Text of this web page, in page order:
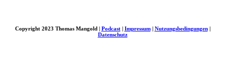
Copyright 2023 Thomas Mangold | Podcast| Impressum| Nutzungsbedingungen|
Datenschutz